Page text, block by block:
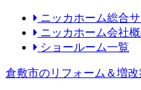
ニッカホーム総合サ
ニッカホーム会社
ショールーム一覧
倉敷市のリフォーム＆増改